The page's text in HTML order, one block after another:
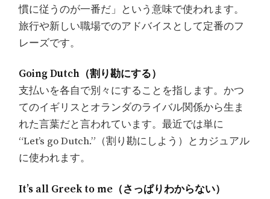
慣に従うのが一番だ」という意味で使われます。
旅行や新しい職場でのアドバイスとして定番のフ
レーズです。
Going Dutch（割り勘にする）
支払いを各自で別々にすることを指します。かつ
てのイギリスとオランダのライバル関係から生ま
れた言葉だと言われています。最近では単に
“Let’s go Dutch.”（割り勘にしよう）とカジュアル
に使われます。
It’s all Greek to me（さっぱりわからない）